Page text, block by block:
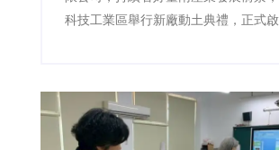
科技工業區舉行新廠動土典禮，正式
造50個在地就業機會，不僅展現企業
局的決心，也為臺南沿海產業發展再添